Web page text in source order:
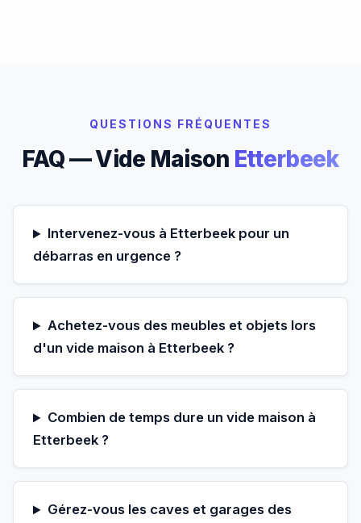
QUESTIONS FRÉQUENTES
FAQ — Vide Maison Etterbeek
Intervenez-vous à Etterbeek pour un
débarras en urgence ?
Achetez-vous des meubles et objets lors
d'un vide maison à Etterbeek ?
Combien de temps dure un vide maison à
Etterbeek ?
Gérez-vous les caves et garages des